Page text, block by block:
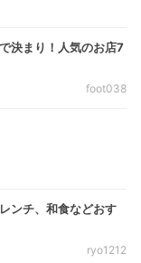
決まり！人気のお店7
foot038
ンチ、和食などおす
ryo1212